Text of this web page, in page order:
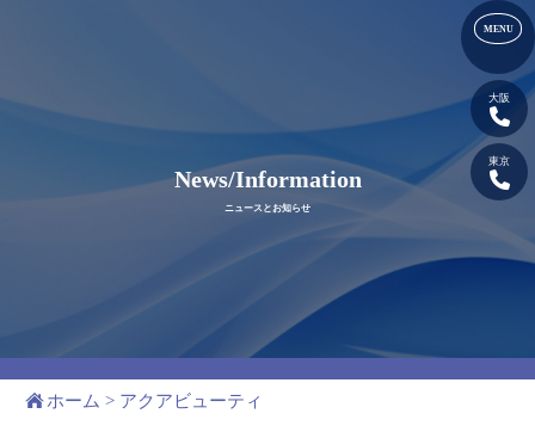
大阪
東京
News/Information
ニュースとお知らせ
ホーム > アクアビューティ